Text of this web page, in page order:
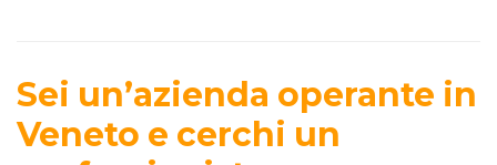
Sei un’azienda operante in
Veneto e cerchi un